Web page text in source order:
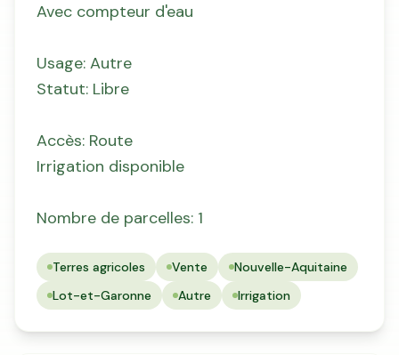
Avec compteur d'eau
Usage: Autre
Statut: Libre
Accès: Route
Irrigation disponible
Nombre de parcelles: 1
Terres agricoles Vente
Nouvelle-Aquitaine
Lot-et-Garonne
Autre Irrigation